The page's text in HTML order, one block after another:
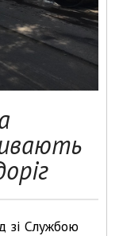
зі Службою